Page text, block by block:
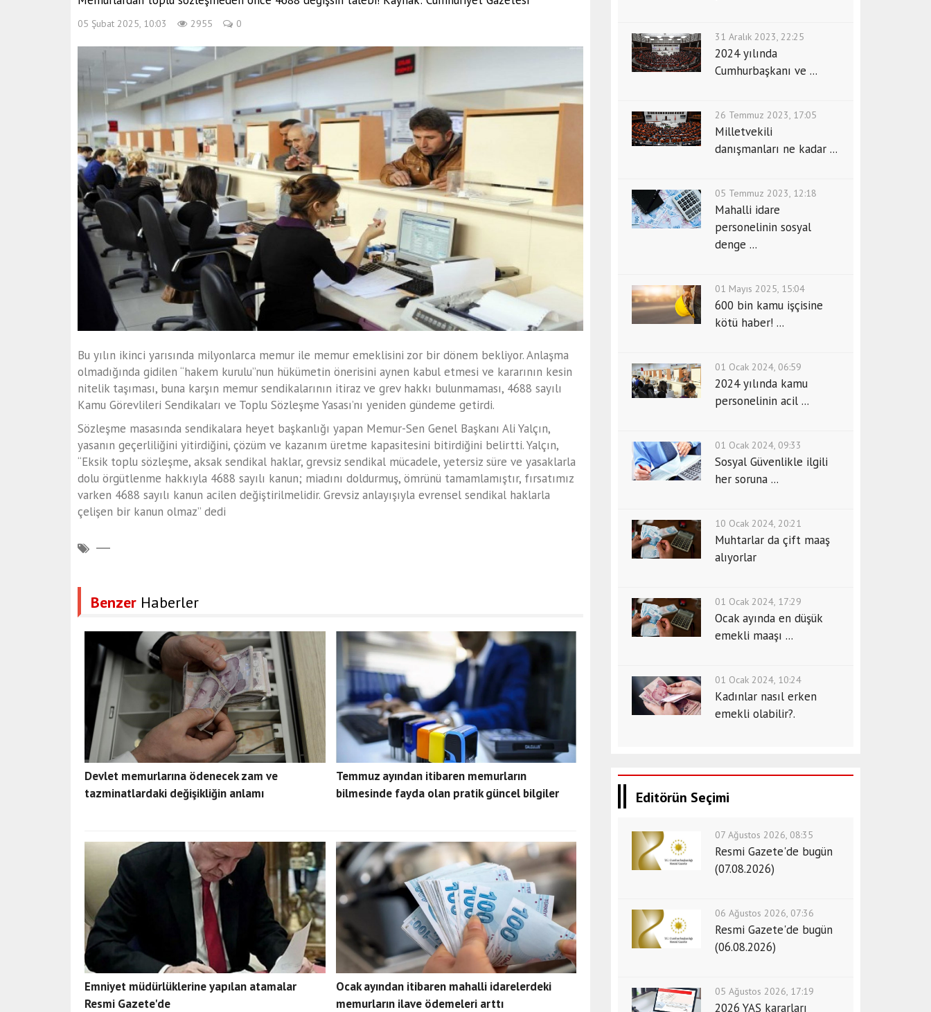
05 Şubat 2025, 10:03 2955 0
Bu yılın ikinci yarısında milyonlarca memur ile memur emeklisini zor bir dönem bekliyor. Anlaşma
olmadığında gidilen “hakem kurulu”nun hükümetin önerisini aynen kabul etmesi ve kararının kesin
nitelik taşıması, buna karşın memur sendikalarının itiraz ve grev hakkı bulunmaması, 4688 sayılı
Kamu Görevlileri Sendikaları ve Toplu Sözleşme Yasası’nı yeniden gündeme getirdi.
Sözleşme masasında sendikalara heyet başkanlığı yapan Memur-Sen Genel Başkanı Ali Yalçın,
yasanın geçerliliğini yitirdiğini, çözüm ve kazanım üretme kapasitesini bitirdiğini belirtti. Yalçın,
“Eksik toplu sözleşme, aksak sendikal haklar, grevsiz sendikal mücadele, yetersiz süre ve yasaklarla
dolu örgütlenme hakkıyla 4688 sayılı kanun; miadını doldurmuş, ömrünü tamamlamıştır, fırsatımız
varken 4688 sayılı kanun acilen değiştirilmelidir. Grevsiz anlayışıyla evrensel sendikal haklarla
çelişen bir kanun olmaz” dedi
Benzer Haberler
Devlet memurlarına ödenecek zam ve
tazminatlardaki değişikliğin anlamı
Temmuz ayından itibaren memurların
bilmesinde fayda olan pratik güncel bilgiler
Emniyet müdürlüklerine yapılan atamalar
Resmi Gazete'de
Ocak ayından itibaren mahalli idarelerdeki
memurların ilave ödemeleri arttı
31 Aralık 2023, 22:25
2024 yılında
Cumhurbaşkanı ve ...
26 Temmuz 2023, 17:05
Milletvekili
danışmanları ne kadar ...
05 Temmuz 2023, 12:18
Mahalli idare
personelinin sosyal
denge ...
01 Mayıs 2025, 15:04
600 bin kamu işçisine
kötü haber! ...
01 Ocak 2024, 06:59
2024 yılında kamu
personelinin acil ...
01 Ocak 2024, 09:33
Sosyal Güvenlikle ilgili
her soruna ...
10 Ocak 2024, 20:21
Muhtarlar da çift maaş
alıyorlar
01 Ocak 2024, 17:29
Ocak ayında en düşük
emekli maaşı ...
01 Ocak 2024, 10:24
Kadınlar nasıl erken
emekli olabilir?.
Editörün Seçimi
07 Ağustos 2026, 08:35
Resmi Gazete'de bugün
(07.08.2026)
06 Ağustos 2026, 07:36
Resmi Gazete'de bugün
(06.08.2026)
05 Ağustos 2026, 17:19
2026 YAŞ kararları